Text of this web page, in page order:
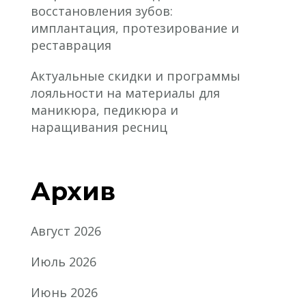
восстановления зубов:
имплантация, протезирование и
реставрация
Актуальные скидки и программы
лояльности на материалы для
маникюра, педикюра и
наращивания ресниц
Архив
Август 2026
Июль 2026
Июнь 2026